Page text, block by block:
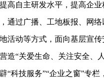
高自主研发水平，提高企
通过广播、工地板报、网
活动等方式，面向基层宣
造“关爱生命、关注安全、
“科技服务”“企业之窗”专